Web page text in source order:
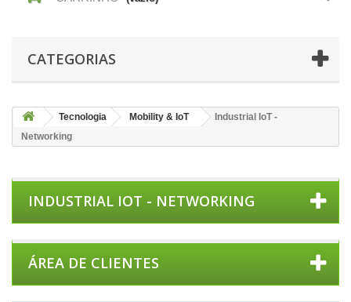
CATEGORIAS
Tecnologia Mobility & IoT
Industrial IoT -
Networking
INDUSTRIAL IOT - NETWORKING
ÁREA DE CLIENTES